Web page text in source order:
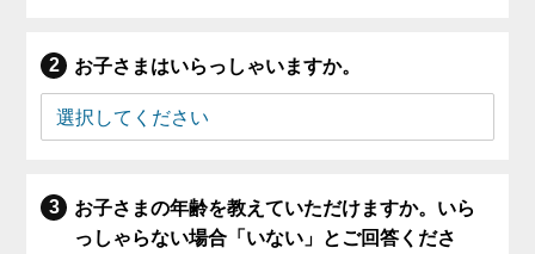
お子さまはいらっしゃいますか。
お子さまの年齢を教えていただけますか。いら
っしゃらない場合「いない」とご回答くださ